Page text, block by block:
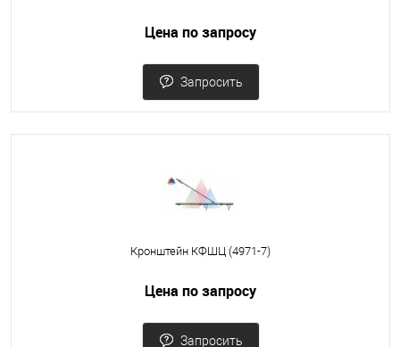
Цена по запросу
Запросить
Кронштейн КФШЦ (4971-7)
Цена по запросу
Запросить